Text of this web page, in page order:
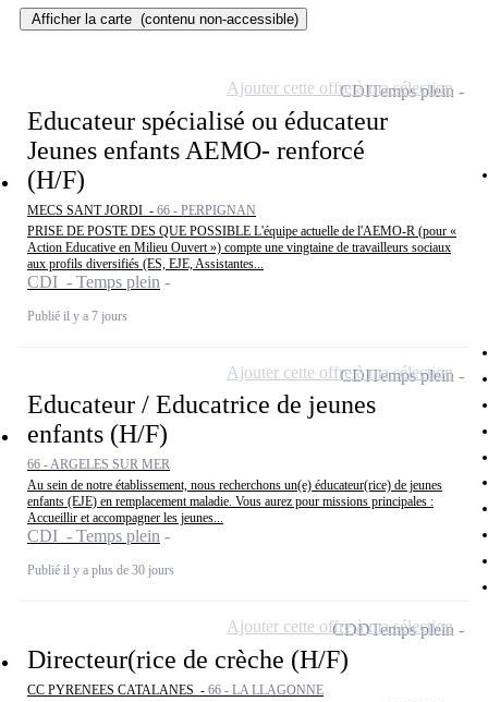
Afficher la carte (contenu non-accessible)
Educateur spécialisé ou éducateur
Jeunes enfants AEMO- renforcé
(H/F)
MECS SANT JORDI - 66 - PERPIGNAN
PRISE DE POSTE DES QUE POSSIBLE L'équipe actuelle de l'AEMO-R (pour «
Action Educative en Milieu Ouvert ») compte une vingtaine de travailleurs sociaux
aux profils diversifiés (ES, EJE, Assistantes...
CDI - Temps plein
Publié il y a 7 jours
CDITemps plein
Ajouter cette offre à ma sélection
Educateur / Educatrice de jeunes
enfants (H/F)
66 - ARGELES SUR MER
Au sein de notre établissement, nous recherchons un(e) éducateur(rice) de jeunes
enfants (EJE) en remplacement maladie. Vous aurez pour missions principales :
Accueillir et accompagner les jeunes...
CDI - Temps plein
Publié il y a plus de 30 jours
CDITemps plein
Ajouter cette offre à ma sélection
Directeur(rice de crèche (H/F)
CC PYRENEES CATALANES - 66 - LA LLAGONNE
CDDTemps plein
Ajouter cette offre à ma sélection